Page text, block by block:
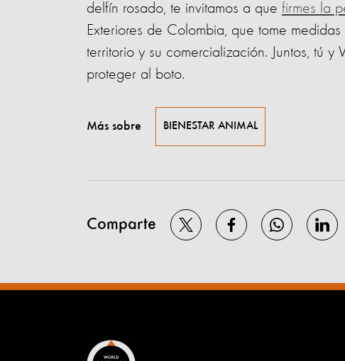
delfín rosado, te invitamos a que firmes la
Exteriores de Colombia, que tome
territorio y su comercialización. Juntos, tú
proteger al boto.
Más sobre BIENESTAR ANIMAL
Comparte